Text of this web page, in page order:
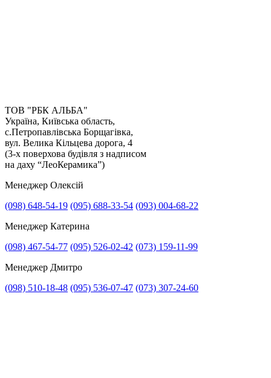
Прикріпити файл
Прикріпити фото
ТОВ "РБК АЛЬБА"
Україна, Київська область,
с.Петропавлівська Борщагівка,
вул. Велика Кільцева дорога, 4
(3-х поверхова будівля з надписом
на даху “ЛеоКерамика”)
Менеджер Олексій
(098) 648-54-19 (095) 688-33-54 (093) 004-68-22
Менеджер Катерина
(098) 467-54-77 (095) 526-02-42 (073) 159-11-99
Менеджер Дмитро
(098) 510-18-48 (095) 536-07-47 (073) 307-24-60